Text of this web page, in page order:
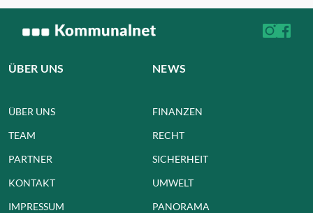
ÜBER UNS
ÜBER UNS
TEAM
PARTNER
KONTAKT
IMPRESSUM
NEWS
FINANZEN
RECHT
SICHERHEIT
UMWELT
PANORAMA